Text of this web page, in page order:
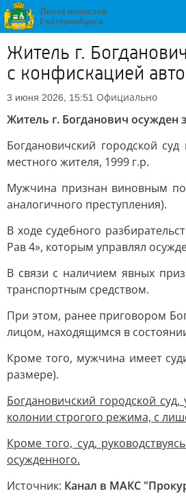
Житель г.
с конфискацией
3 июня 2026, 15:51 Официально
Житель г. Богданович осужден
Богдановичский городской
местного жителя, 1999 г.р.
Мужчина признан виновным
аналогичного преступления).
В ходе судебного
Рав 4», которым управлял
В связи с наличием явных
транспортным средством.
При этом, ранее приговором
лицом, находящимся в
Кроме того, мужчина имеет
размере).
Богдановичский городской
колонии строгого режима, с
Кроме того, суд,
осужденного.
Источник: Канал в МАКС